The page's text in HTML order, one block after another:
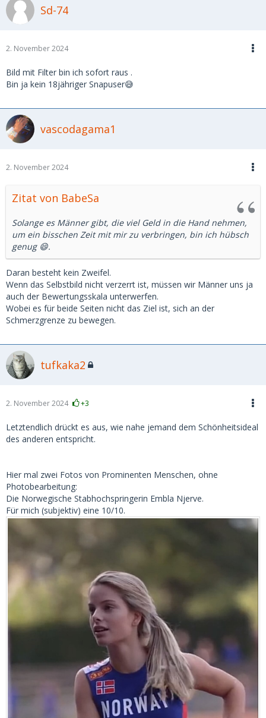
Sd-74
2. November 2024
Bild mit Filter bin ich sofort raus .
Bin ja kein 18jähriger Snapuser😅
vascodagama1
2. November 2024
Zitat von BabeSa
Solange es Männer gibt, die viel Geld in die Hand nehmen,
um ein bisschen Zeit mit mir zu verbringen, bin ich hübsch
genug 😄.
Daran besteht kein Zweifel.
Wenn das Selbstbild nicht verzerrt ist, müssen wir Männer uns ja
auch der Bewertungsskala unterwerfen.
Wobei es für beide Seiten nicht das Ziel ist, sich an der
Schmerzgrenze zu bewegen.
tufkaka2
2. November 2024 +3
Letztendlich drückt es aus, wie nahe jemand dem Schönheitsideal
des anderen entspricht.
Hier mal zwei Fotos von Prominenten Menschen, ohne
Photobearbeitung:
Die Norwegische Stabhochspringerin Embla Njerve.
Für mich (subjektiv) eine 10/10.